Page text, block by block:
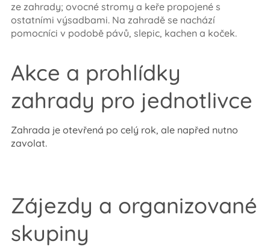
ze zahrady; ovocné stromy a keře propojené s
ostatními výsadbami. Na zahradě se nachází
pomocníci v podobě pávů, slepic, kachen a koček.
Akce a prohlídky
zahrady pro jednotlivce
Zahrada je otevřená po celý rok, ale napřed nutno
zavolat.
Zájezdy a organizované
skupiny